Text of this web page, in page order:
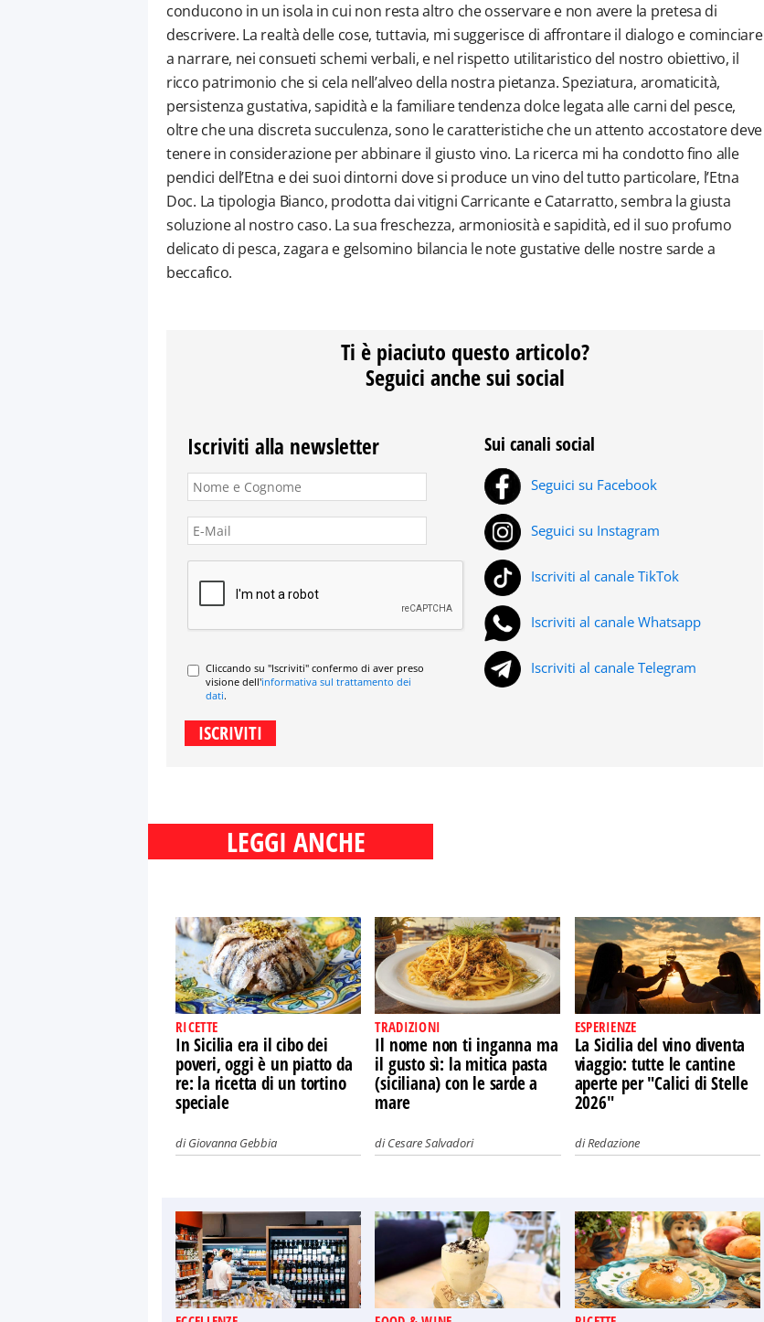
conducono in un isola in cui non resta altro che osservare e non avere la pretesa di
descrivere. La realtà delle cose, tuttavia, mi suggerisce di affrontare il dialogo e cominciare
a narrare, nei consueti schemi verbali, e nel rispetto utilitaristico del nostro obiettivo, il
ricco patrimonio che si cela nell’alveo della nostra pietanza. Speziatura, aromaticità,
persistenza gustativa, sapidità e la familiare tendenza dolce legata alle carni del pesce,
oltre che una discreta succulenza, sono le caratteristiche che un attento accostatore deve
tenere in considerazione per abbinare il giusto vino. La ricerca mi ha condotto fino alle
pendici dell’Etna e dei suoi dintorni dove si produce un vino del tutto particolare, l’Etna
Doc. La tipologia Bianco, prodotta dai vitigni Carricante e Catarratto, sembra la giusta
soluzione al nostro caso. La sua freschezza, armoniosità e sapidità, ed il suo profumo
delicato di pesca, zagara e gelsomino bilancia le note gustative delle nostre sarde a
beccafico.
Ti è piaciuto questo articolo?
Seguici anche sui social
Iscriviti alla newsletter
Cliccando su "Iscriviti" confermo di aver preso
visione dell'informativa sul trattamento dei
dati.
Sui canali social
Seguici su Facebook
Seguici su Instagram
Iscriviti al canale TikTok
Iscriviti al canale Whatsapp
Iscriviti al canale Telegram
LEGGI ANCHE
RICETTE
In Sicilia era il cibo dei
poveri, oggi è un piatto da
re: la ricetta di un tortino
speciale
diGiovanna Gebbia
TRADIZIONI
Il nome non ti inganna ma
il gusto sì: la mitica pasta
(siciliana) con le sarde a
mare
diCesare Salvadori
ESPERIENZE
La Sicilia del vino diventa
viaggio: tutte le cantine
aperte per "Calici di Stelle
2026"
diRedazione